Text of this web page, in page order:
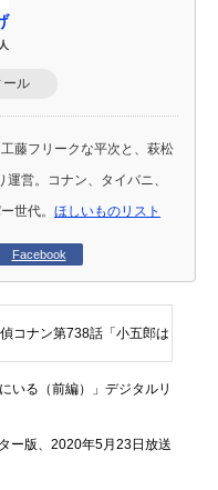
ール
藤フリークな平次と、萩松
営。コナン、タイバニ、
世代。 ほしいものリスト
Facebook
コナン第738話「小五郎は
いる（前編）」デジタルリ
ー版、2020年5月23日放送